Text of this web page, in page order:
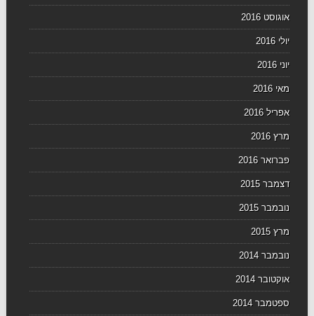
אוגוסט 2016
יולי 2016
יוני 2016
מאי 2016
אפריל 2016
מרץ 2016
פברואר 2016
דצמבר 2015
נובמבר 2015
מרץ 2015
נובמבר 2014
אוקטובר 2014
ספטמבר 2014